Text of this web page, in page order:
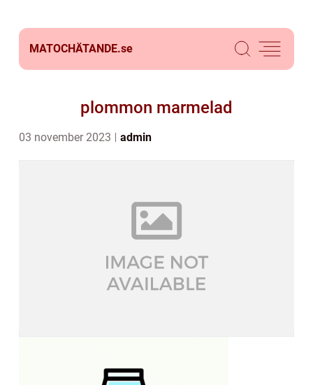
MATOCHÄTANDE.se
plommon marmelad
03 november 2023 admin